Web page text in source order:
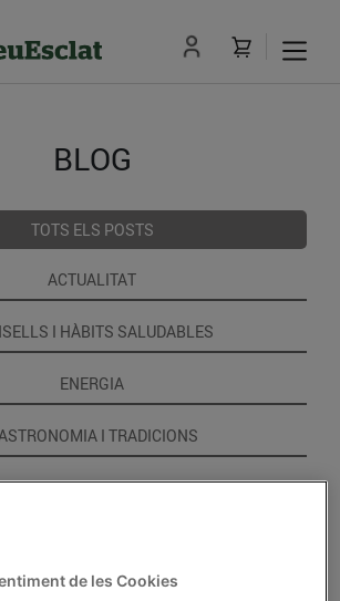
BLOG
TOTS ELS POSTS
ACTUALITAT
I HÀBITS SALUDABLES
ENERGIA
I TRADICIONS
RECEPTES
de les Cookies